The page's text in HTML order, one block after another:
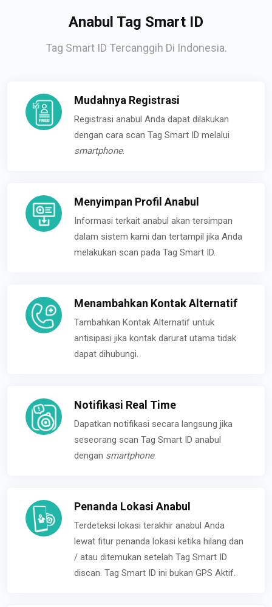
Anabul Tag Smart ID
Tag Smart ID Tercanggih Di Indonesia.
Mudahnya Registrasi
Registrasi anabul Anda dapat dilakukan
dengan cara scan Tag Smart ID melalui
smartphone.
Menyimpan Profil Anabul
Informasi terkait anabul akan tersimpan
dalam sistem kami dan tertampil jika Anda
melakukan scan pada Tag Smart ID.
Menambahkan Kontak Alternatif
Tambahkan Kontak Alternatif untuk
antisipasi jika kontak darurat utama tidak
dapat dihubungi.
Notifikasi Real Time
Dapatkan notifikasi secara langsung jika
seseorang scan Tag Smart ID anabul
dengan smartphone.
Penanda Lokasi Anabul
Terdeteksi lokasi terakhir anabul Anda
lewat fitur penanda lokasi ketika hilang dan
/ atau ditemukan setelah Tag Smart ID
discan. Tag Smart ID ini bukan GPS Aktif.